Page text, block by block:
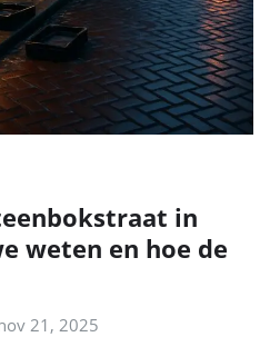
in
weten en hoe de
21, 2025